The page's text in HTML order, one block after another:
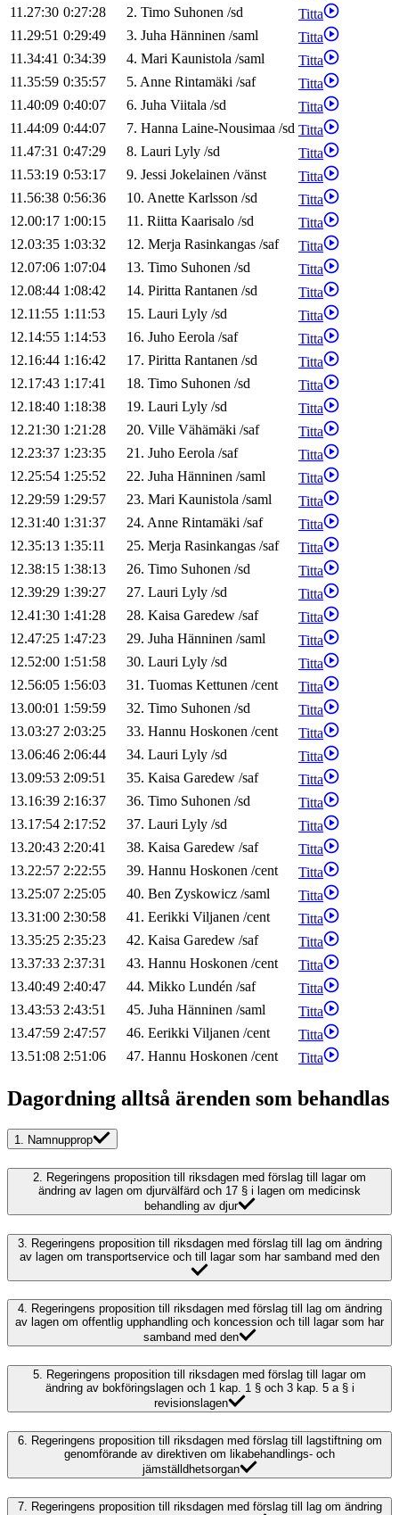
11.27:30 0:27:28 2. Timo Suhonen /sd
Titta
11.29:51 0:29:49 3. Juha Hänninen /saml
Titta
11.34:41 0:34:39 4. Mari Kaunistola /saml
Titta
11.35:59 0:35:57 5. Anne Rintamäki /saf
Titta
11.40:09 0:40:07 6. Juha Viitala /sd
Titta
11.44:09 0:44:07 7. Hanna Laine-Nousimaa /sd Titta
11.47:31 0:47:29 8. Lauri Lyly /sd
Titta
11.53:19 0:53:17 9. Jessi Jokelainen /vänst
Titta
11.56:38 0:56:36 10. Anette Karlsson /sd
Titta
12.00:17 1:00:15 11. Riitta Kaarisalo /sd
Titta
12.03:35 1:03:32 12. Merja Rasinkangas /saf
Titta
12.07:06 1:07:04 13. Timo Suhonen /sd
Titta
12.08:44 1:08:42 14. Piritta Rantanen /sd
Titta
12.11:55 1:11:53 15. Lauri Lyly /sd
Titta
12.14:55 1:14:53 16. Juho Eerola /saf
Titta
12.16:44 1:16:42 17. Piritta Rantanen /sd
Titta
12.17:43 1:17:41 18. Timo Suhonen /sd
Titta
12.18:40 1:18:38 19. Lauri Lyly /sd
Titta
12.21:30 1:21:28 20. Ville Vähämäki /saf
Titta
12.23:37 1:23:35 21. Juho Eerola /saf
Titta
12.25:54 1:25:52 22. Juha Hänninen /saml
Titta
12.29:59 1:29:57 23. Mari Kaunistola /saml
Titta
12.31:40 1:31:37 24. Anne Rintamäki /saf
Titta
12.35:13 1:35:11 25. Merja Rasinkangas /saf
Titta
12.38:15 1:38:13 26. Timo Suhonen /sd
Titta
12.39:29 1:39:27 27. Lauri Lyly /sd
Titta
12.41:30 1:41:28 28. Kaisa Garedew /saf
Titta
12.47:25 1:47:23 29. Juha Hänninen /saml
Titta
12.52:00 1:51:58 30. Lauri Lyly /sd
Titta
12.56:05 1:56:03 31. Tuomas Kettunen /cent
Titta
13.00:01 1:59:59 32. Timo Suhonen /sd
Titta
13.03:27 2:03:25 33. Hannu Hoskonen /cent
Titta
13.06:46 2:06:44 34. Lauri Lyly /sd
Titta
13.09:53 2:09:51 35. Kaisa Garedew /saf
Titta
13.16:39 2:16:37 36. Timo Suhonen /sd
Titta
13.17:54 2:17:52 37. Lauri Lyly /sd
Titta
13.20:43 2:20:41 38. Kaisa Garedew /saf
Titta
13.22:57 2:22:55 39. Hannu Hoskonen /cent
Titta
13.25:07 2:25:05 40. Ben Zyskowicz /saml
Titta
13.31:00 2:30:58 41. Eerikki Viljanen /cent
Titta
13.35:25 2:35:23 42. Kaisa Garedew /saf
Titta
13.37:33 2:37:31 43. Hannu Hoskonen /cent
Titta
13.40:49 2:40:47 44. Mikko Lundén /saf
Titta
13.43:53 2:43:51 45. Juha Hänninen /saml
Titta
13.47:59 2:47:57 46. Eerikki Viljanen /cent
Titta
13.51:08 2:51:06 47. Hannu Hoskonen /cent Titta
Dagordning alltså ärenden som behandlas
1. Namnupprop
2. Regeringens proposition till riksdagen med förslag till lagar om
ändring av lagen om djurvälfärd och 17 § i lagen om medicinsk
behandling av djur
3. Regeringens proposition till riksdagen med förslag till lag om ändring
av lagen om transportservice och till lagar som har samband med den
4. Regeringens proposition till riksdagen med förslag till lag om ändring
av lagen om offentlig upphandling och koncession och till lagar som har
samband med den
5. Regeringens proposition till riksdagen med förslag till lagar om
ändring av bokföringslagen och 1 kap. 1 § och 3 kap. 5 a § i
revisionslagen
6.
Regeringens proposition till riksdagen med förslag till lagstiftning om
genomförande av direktiven om likabehandlings- och
jämställdhetsorgan
7. Regeringens proposition till riksdagen med förslag till lag om ändring